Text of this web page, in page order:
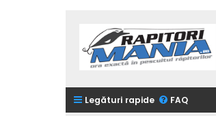
Legături rapide FAQ